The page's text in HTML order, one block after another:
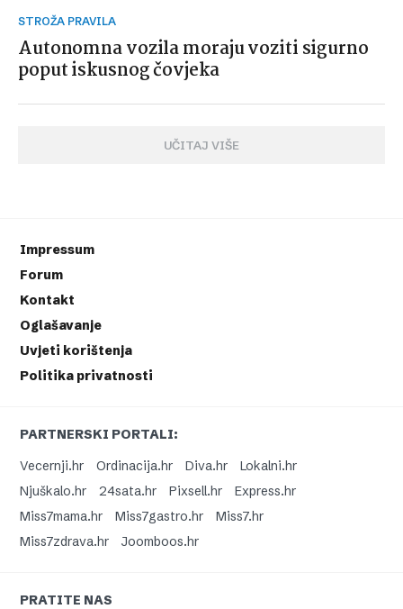
STROŽA PRAVILA
Autonomna vozila moraju voziti sigurno
poput iskusnog čovjeka
UČITAJ VIŠE
Impressum
Forum
Kontakt
Oglašavanje
Uvjeti korištenja
Politika privatnosti
PARTNERSKI PORTALI:
Vecernji.hr
Ordinacija.hr Diva.hr
Lokalni.hr
Njuškalo.hr
24sata.hr Pixsell.hr
Express.hr
Miss7mama.hr
Miss7gastro.hr
Miss7.hr
Miss7zdrava.hr
Joomboos.hr
PRATITE NAS